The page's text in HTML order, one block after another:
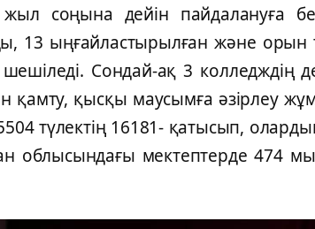
соңына дейін пайдалануға
13 ыңғайластырылған және орын
шешіледі. Сондай-ақ 3 колледждің
қамту, қысқы маусымға әзірлеу
түлектің 16181- қатысып,
облысындағы мектептерде 474